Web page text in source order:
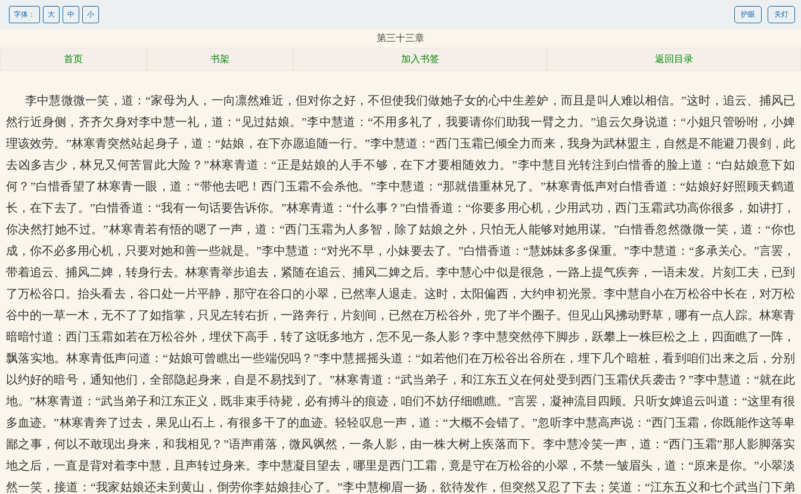
关灯
护眼
字体： 大 中 小
第三十三章
首页 书架 加入书签 返回目录
李中慧微微一笑，道：“家母为人，一向凛然难近，但对你之好，不但使我们做她子女的心中生差妒，而且是叫人难以相信。”这时，追云、捕风已
然行近身侧，齐齐欠身对李中慧一礼，道：“见过姑娘。”李中慧道：“不用多礼了，我要请你们助我一臂之力。”追云欠身说道：“小姐只管吩咐，小婢
理该效劳。”林寒青突然站起身子，道：“姑娘，在下亦愿追随一行。”李中慧道：“西门玉霜已倾全力而来，我身为武林盟主，自然是不能避刀畏剑，此
去凶多吉少，林兄又何苦冒此大险？”林寒青道：“正是姑娘的人手不够，在下才要相随效力。”李中慧目光转注到白惜香的脸上道：“白姑娘意下如
何？”白惜香望了林寒青一眼，道：“带他去吧！西门玉霜不会杀他。”李中慧道：“那就借重林兄了。”林寒青低声对白惜香道：“姑娘好好照顾天鹤道
长，在下去了。”白惜香道：“我有一句话要告诉你。”林寒青道：“什么事？”白惜香道：“你要多用心机，少用武功，西门玉霜武功高你很多，如讲打，
你决然打她不过。”林寒青若有悟的嗯了一声，道：“西门玉霜为人多智，除了姑娘之外，只怕无人能够对她用谋。”白惜香忽然微微一笑，道：“你也
成，你不必多用心机，只要对她和善一些就是。”李中慧道：“对光不早，小妹要去了。”白惜香道：“慧姊妹多多保重。”李中慧道：“多承关心。”言罢，
带着追云、捕风二婢，转身行去。林寒青举步追去，紧随在追云、捕风二婢之后。李中慧心中似是很急，一路上提气疾奔，一语未发。片刻工夫，已到
了万松谷口。抬头看去，谷口处一片平静，那守在谷口的小翠，已然率人退走。这时，太阳偏西，大约申初光景。李中慧自小在万松谷中长在，对万松
谷中的一草一木，无不了了如指掌，只见左转右折，一路奔行，片刻间，已然在万松谷外，兜了半个圈子。但见山风拂动野草，哪有一点人踪。林寒青
暗暗忖道：西门玉霜如若在万松谷外，埋伏下高手，转了这呒多地方，怎不见一条人影？李中慧突然停下脚步，跃攀上一株巨松之上，四面瞧了一阵，
飘落实地。林寒青低声问道：“姑娘可曾瞧出一些端倪吗？”李中慧摇摇头道：“如若他们在万松谷出谷所在，埋下几个暗桩，看到咱们出来之后，分别
以约好的暗号，通知他们，全部隐起身来，自是不易找到了。”林寒青道：“武当弟子，和江东五义在何处受到西门玉霜伏兵袭击？”李中慧道：“就在此
地。”林寒青道：“武当弟子和江东正义，既非束手待毙，必有搏斗的痕迹，咱们不妨仔细瞧瞧。”言罢，凝神流目四顾。只听女婢追云叫道：“这里有很
多血迹。”林寒青奔了过去，果见山石上，有很多干了的血迹。轻轻叹息一声，道：“大概不会错了。”忽听李中慧高声说：“西门玉霜，你既能作这等卑
鄙之事，何以不敢现出身来，和我相见？”语声甫落，微风飒然，一条人影，由一株大树上疾落而下。李中慧冷笑一声，道：“西门玉霜”那人影脚落实
地之后，一直是背对着李中慧，且声转过身来。李中慧凝目望去，哪里是西门工霜，竟是守在万松谷的小翠，不禁一皱眉头，道：“原来是你。”小翠淡
然一笑，接道：“我家姑娘还未到黄山，倒劳你李姑娘挂心了。”李中慧柳眉一扬，欲待发作，但突然又忍了下去；笑道：“江东五义和七个武当门下弟